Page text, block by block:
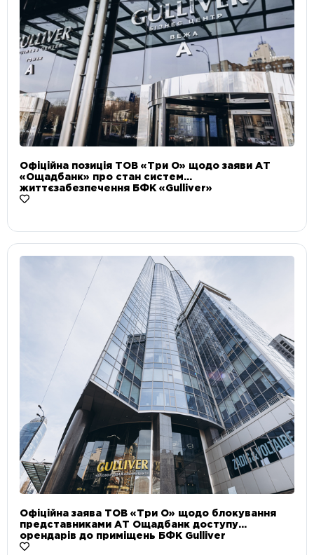
Офіційна позиція ТОВ «Три О» щодо заяви АТ
«Ощадбанк» про стан систем
життєзабезпечення БФК «Gulliver»
Офіційна заява ТОВ «Три О» щодо блокування
представниками АТ Ощадбанк доступу
орендарів до приміщень БФК Gulliver